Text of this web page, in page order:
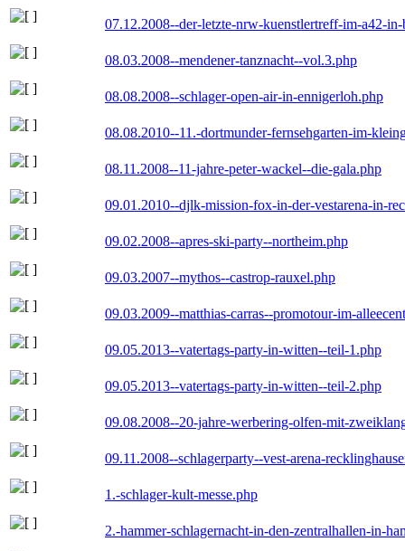
07.12.2008--der-letzte-nrw-kuenstlertreff-im-a42-
08.03.2008--mendener-tanznacht--vol.3.php
08.08.2008--schlager-open-air-in-ennigerloh.php
08.08.2010--11.-dortmunder-fernsehgarten-im-
08.11.2008--11-jahre-peter-wackel--die-gala.php
09.01.2010--djlk-mission-fox-in-der-vestarena-in-
09.02.2008--apres-ski-party--northeim.php
09.03.2007--mythos--castrop-rauxel.php
09.03.2009--matthias-carras--promotour-im-
09.05.2013--vatertags-party-in-witten--teil-1.php
09.05.2013--vatertags-party-in-witten--teil-2.php
09.08.2008--20-jahre-werbering-olfen-mit-
09.11.2008--schlagerparty--vest-arena-
1.-schlager-kult-messe.php
2.-hammer-schlagernacht-in-den-zentralhallen-in-